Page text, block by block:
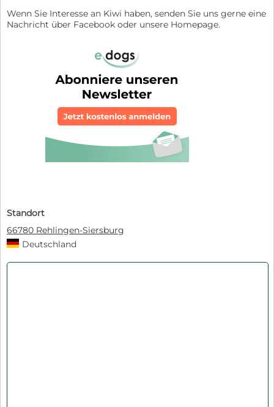
Wenn Sie Interesse an Kiwi haben, senden Sie uns gerne eine
Nachricht über Facebook oder unsere Homepage.
Standort
66780 Rehlingen-Siersburg
Deutschland